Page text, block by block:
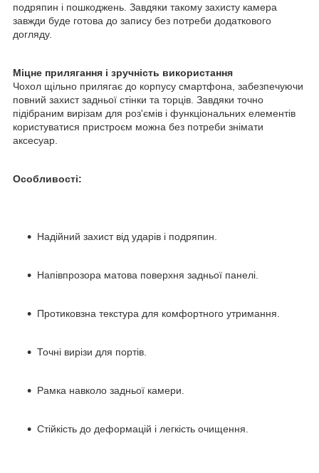
подряпин і пошкоджень. Завдяки такому захисту камера
завжди буде готова до запису без потреби додаткового
догляду.
Міцне прилягання і зручність використання
Чохол щільно прилягає до корпусу смартфона, забезпечуючи
повний захист задньої стінки та торців. Завдяки точно
підібраним вирізам для роз'ємів і функціональних елементів
користуватися пристроєм можна без потреби знімати
аксесуар.
Особливості:
Надійний захист від ударів і подряпин.
Напівпрозора матова поверхня задньої панелі.
Протиковзна текстура для комфортного утримання.
Точні вирізи для портів.
Рамка навколо задньої камери.
Стійкість до деформацій і легкість очищення.